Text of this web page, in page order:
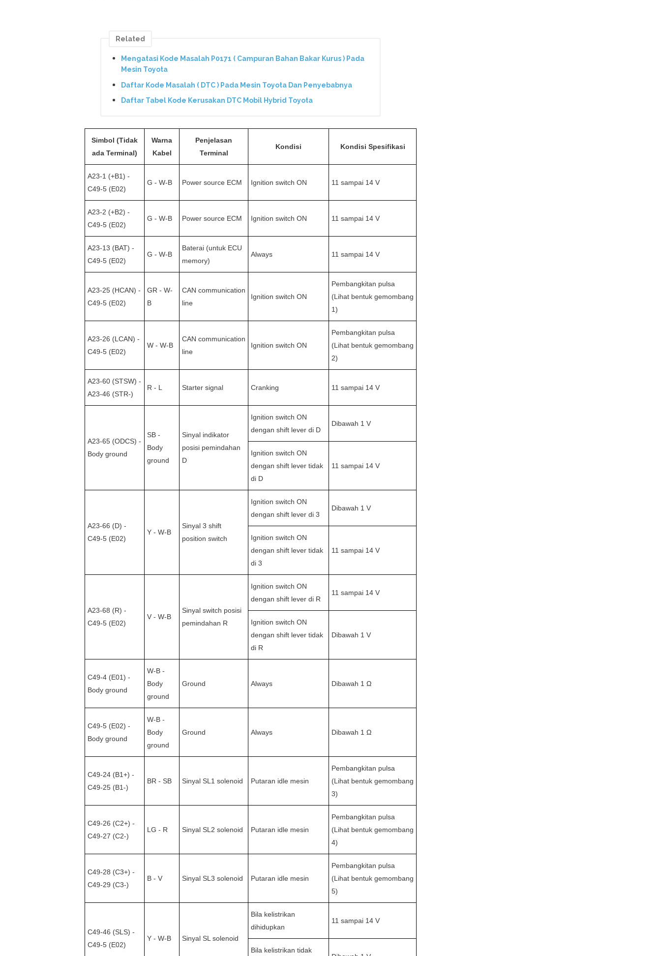
Related
Mengatasi Kode Masalah P0171 ( Campuran Bahan Bakar Kurus ) Pada
Mesin Toyota
Daftar Kode Masalah ( DTC ) Pada Mesin Toyota Dan Penyebabnya
Daftar Tabel Kode Kerusakan DTC Mobil Hybrid Toyota
Simbol (Tidak
ada Terminal)
Warna
Kabel
Penjelasan
Terminal
Kondisi Kondisi Spesifikasi
A23-1 (+B1) -
C49-5 (E02)
G - W-B Power source ECM Ignition switch ON 11 sampai 14 V
A23-2 (+B2) -
C49-5 (E02)
G - W-B Power source ECM Ignition switch ON 11 sampai 14 V
A23-13 (BAT) -
C49-5 (E02)
G - W-B
Baterai (untuk ECU
memory)
Always 11 sampai 14 V
A23-25 (HCAN) -
C49-5 (E02)
GR - W-
B
CAN communication
line
Ignition switch ON
Pembangkitan pulsa
(Lihat bentuk gemombang
1)
A23-26 (LCAN) -
C49-5 (E02)
W - W-B
CAN communication
line
Ignition switch ON
Pembangkitan pulsa
(Lihat bentuk gemombang
2)
A23-60 (STSW) -
A23-46 (STR-)
R - L Starter signal Cranking 11 sampai 14 V
A23-65 (ODCS) -
Body ground
SB -
Body
ground
Sinyal indikator
posisi pemindahan
D
Ignition switch ON
dengan shift lever di D
Dibawah 1 V
Ignition switch ON
dengan shift lever tidak
di D
11 sampai 14 V
A23-66 (D) -
C49-5 (E02)
Y - W-B
Sinyal 3 shift
position switch
Ignition switch ON
dengan shift lever di 3
Dibawah 1 V
Ignition switch ON
dengan shift lever tidak
di 3
11 sampai 14 V
A23-68 (R) -
C49-5 (E02)
V - W-B
Sinyal switch posisi
pemindahan R
Ignition switch ON
dengan shift lever di R
11 sampai 14 V
Ignition switch ON
dengan shift lever tidak
di R
Dibawah 1 V
C49-4 (E01) -
Body ground
W-B -
Body
ground
Ground Always Dibawah 1 Ω
C49-5 (E02) -
Body ground
W-B -
Body
ground
Ground Always Dibawah 1 Ω
C49-24 (B1+) -
C49-25 (B1-)
BR - SB Sinyal SL1 solenoid Putaran idle mesin
Pembangkitan pulsa
(Lihat bentuk gemombang
3)
C49-26 (C2+) -
C49-27 (C2-)
LG - R Sinyal SL2 solenoid Putaran idle mesin
Pembangkitan pulsa
(Lihat bentuk gemombang
4)
C49-28 (C3+) -
C49-29 (C3-)
B - V Sinyal SL3 solenoid Putaran idle mesin
Pembangkitan pulsa
(Lihat bentuk gemombang
5)
C49-46 (SLS) -
C49-5 (E02)
Y - W-B Sinyal SL solenoid
Bila kelistrikan
dihidupkan
11 sampai 14 V
Bila kelistrikan tidak